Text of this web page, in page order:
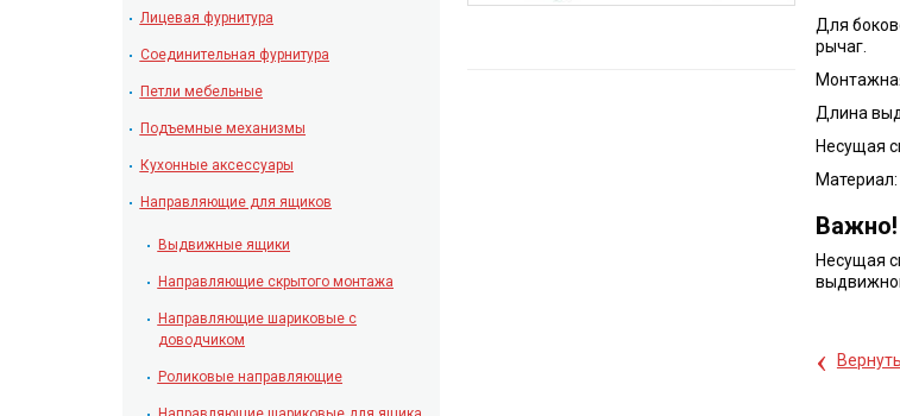
Лицевая фурнитура
Соединительная фурнитура
Петли мебельные
Подъемные механизмы
Кухонные аксессуары
Направляющие для ящиков
Выдвижные ящики
Направляющие скрытого монтажа
Направляющие шариковые с
доводчиком
Роликовые направляющие
Для
рычаг.
Длина
Несущая
Материал:
Важно!
Несущая
‹